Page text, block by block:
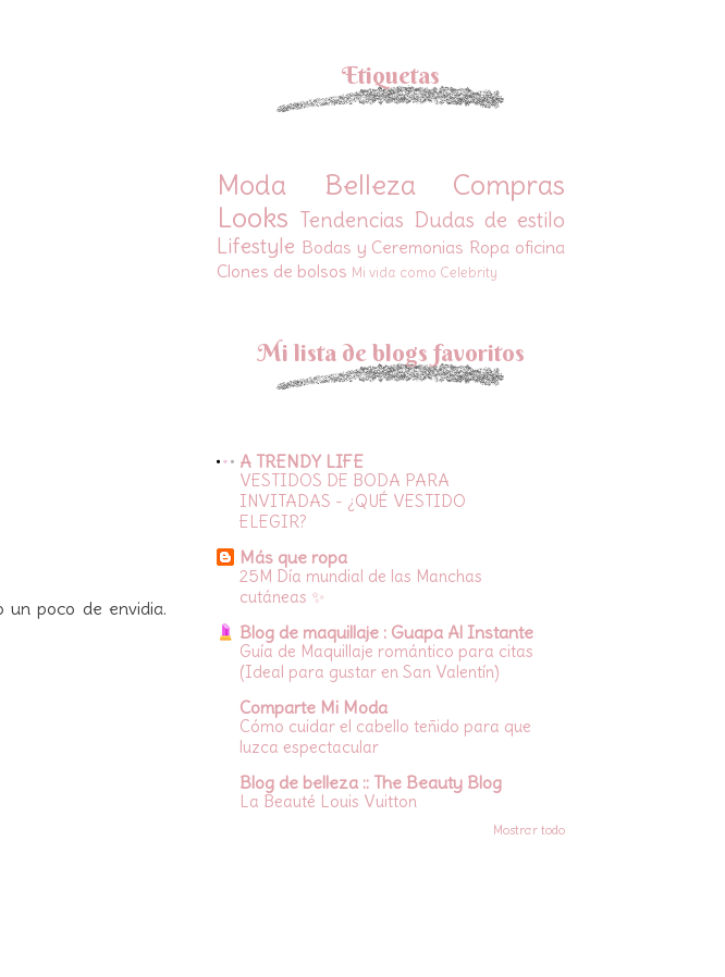
un poco de envidia.
Etiquetas
Moda Belleza
Compras
Looks Tendencias Dudas de estilo
Lifestyle Bodas y Ceremonias Ropa oficina
Clones de bolsos Mi vida como Celebrity
Mi lista de blogs favoritos
A TRENDY LIFE
VESTIDOS DE BODA PARA
INVITADAS - ¿QUÉ VESTIDO
ELEGIR?
Más que ropa
25M Día mundial de las Manchas
cutáneas ✨
Blog de maquillaje : Guapa Al Instante
Guía de Maquillaje romántico para citas
(Ideal para gustar en San Valentín)
Comparte Mi Moda
Cómo cuidar el cabello teñido para que
luzca espectacular
Blog de belleza :: The Beauty Blog
La Beauté Louis Vuitton
Mostrar todo